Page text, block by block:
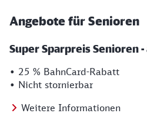
Angebote für Senioren
Super Sparpreis Senioren -
• 25 % BahnCard-Rabatt
• Nicht stornierbar
Weitere Informationen